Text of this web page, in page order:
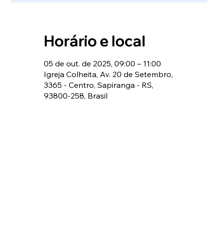
Horário e local
05 de out. de 2025, 09:00 – 11:00
Igreja Colheita, Av. 20 de Setembro,
3365 - Centro, Sapiranga - RS,
93800-258, Brasil